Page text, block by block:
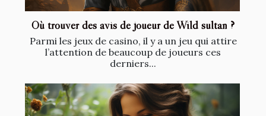
Où trouver des avis de joueur de Wild sultan ?
Parmi les jeux de casino, il y a un jeu qui attire
l’attention de beaucoup de joueurs ces
derniers...